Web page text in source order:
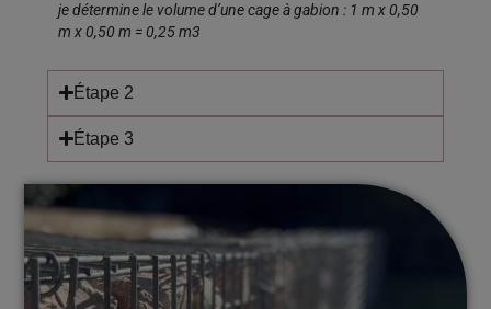
je détermine le volume d’une cage à gabion : 1 m x 0,50
m x 0,50 m = 0,25 m3
Étape 2
Étape 3